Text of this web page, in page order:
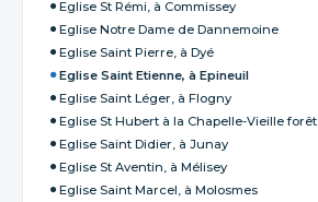
Eglise St Rémi, à Commissey
Eglise Notre Dame de Dannemoine
Eglise Saint Pierre, à Dyé
Eglise Saint Etienne, à Epineuil
Eglise Saint Léger, à Flogny
Eglise St Hubert à la Chapelle-Vieille forêt
Eglise Saint Didier, à Junay
Eglise St Aventin, à Mélisey
Eglise Saint Marcel, à Molosmes